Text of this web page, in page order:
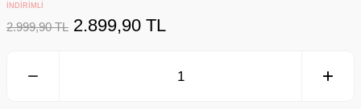
İNDİRİMLİ
2.999,90 TL 2.899,90 TL